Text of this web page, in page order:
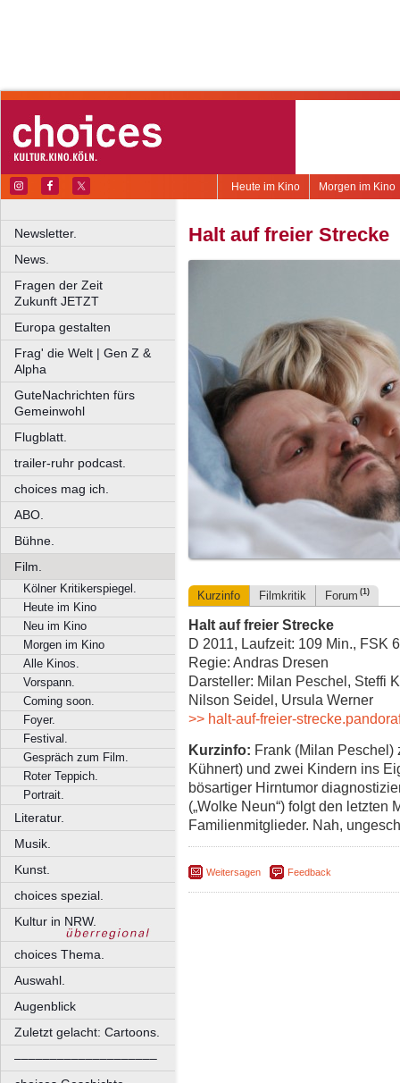
Morgen im Kino
Heute im Kino
Newsletter.
News.
Fragen der Zeit
Zukunft JETZT
Europa gestalten
Frag' die Welt | Gen Z &
Alpha
GuteNachrichten fürs
Gemeinwohl
Flugblatt.
trailer-ruhr podcast.
choices mag ich.
ABO.
Bühne.
Film.
Kölner Kritikerspiegel.
Heute im Kino
Neu im Kino
Morgen im Kino
Alle Kinos.
Vorspann.
Coming soon.
Foyer.
Festival.
Gespräch zum Film.
Roter Teppich.
Portrait.
Literatur.
Musik.
Kunst.
choices spezial.
Kultur in NRW.
choices Thema.
Auswahl.
Augenblick
Zuletzt gelacht: Cartoons.
––––––––––––––––––––
Halt auf freier Strecke
Kurzinfo Filmkritik Forum (1)
Halt auf freier Strecke
D 2011, Laufzeit: 109 Min., FSK 6
Regie: Andras Dresen
Darsteller: Milan Peschel, Steffi
Nilson Seidel, Ursula Werner
>> halt-auf-freier-
Kurzinfo: Frank (Milan Peschel)
Kühnert) und zwei Kindern ins
bösartiger Hirntumor
(„Wolke Neun“) folgt den letzten
Familienmitglieder. Nah,
Weitersagen Feedback